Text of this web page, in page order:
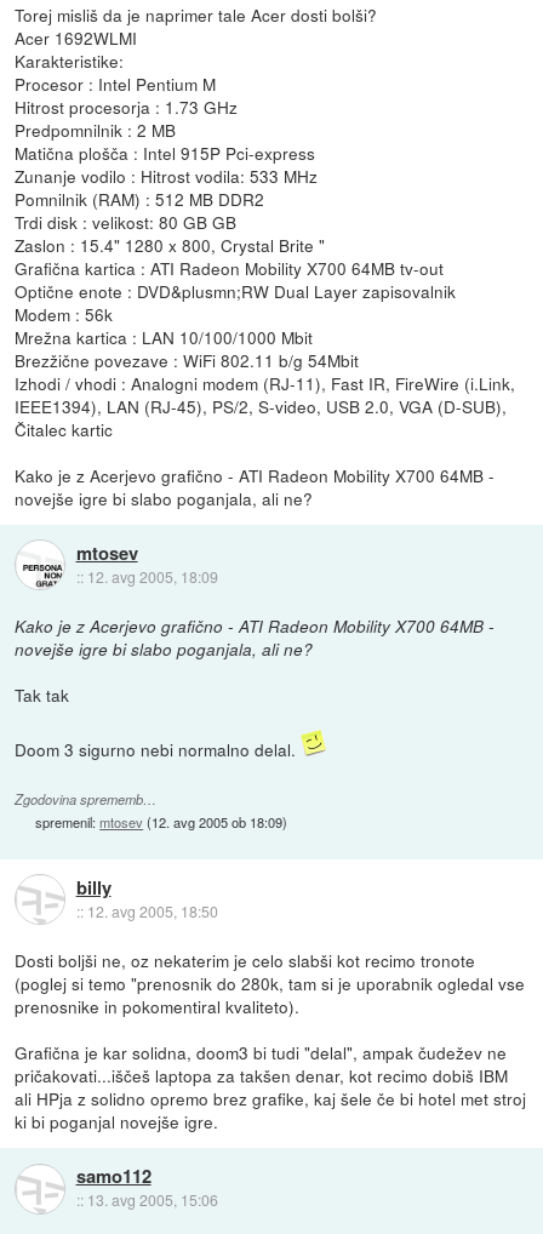
Torej misliš da je naprimer tale Acer dosti bolši?
Acer 1692WLMI
Karakteristike:
Procesor : Intel Pentium M
Hitrost procesorja : 1.73 GHz
Predpomnilnik : 2 MB
Matična plošča : Intel 915P Pci-express
Zunanje vodilo : Hitrost vodila: 533 MHz
Pomnilnik (RAM) : 512 MB DDR2
Trdi disk : velikost: 80 GB GB
Zaslon : 15.4" 1280 x 800, Crystal Brite "
Grafična kartica : ATI Radeon Mobility X700 64MB tv-out
Optične enote : DVD&plusmn;RW Dual Layer zapisovalnik
Modem : 56k
Mrežna kartica : LAN 10/100/1000 Mbit
Brezžične povezave : WiFi 802.11 b/g 54Mbit
Izhodi / vhodi : Analogni modem (RJ-11), Fast IR, FireWire (i.Link,
IEEE1394), LAN (RJ-45), PS/2, S-video, USB 2.0, VGA (D-SUB),
Čitalec kartic
Kako je z Acerjevo grafično - ATI Radeon Mobility X700 64MB -
novejše igre bi slabo poganjala, ali ne?
mtosev
:: 12. avg 2005, 18:09
Kako je z Acerjevo grafično - ATI Radeon Mobility X700 64MB -
novejše igre bi slabo poganjala, ali ne?
Tak tak
Doom 3 sigurno nebi normalno delal.
Zgodovina sprememb…
spremenil:mtosev(12. avg 2005 ob 18:09)
billy
:: 12. avg 2005, 18:50
Dosti boljši ne, oz nekaterim je celo slabši kot recimo tronote
(poglej si temo "prenosnik do 280k, tam si je uporabnik ogledal vse
prenosnike in pokomentiral kvaliteto).
Grafična je kar solidna, doom3 bi tudi "delal", ampak čudežev ne
pričakovati...iščeš laptopa za takšen denar, kot recimo dobiš IBM
ali HPja z solidno opremo brez grafike, kaj šele če bi hotel met stroj
ki bi poganjal novejše igre.
samo112
:: 13. avg 2005, 15:06